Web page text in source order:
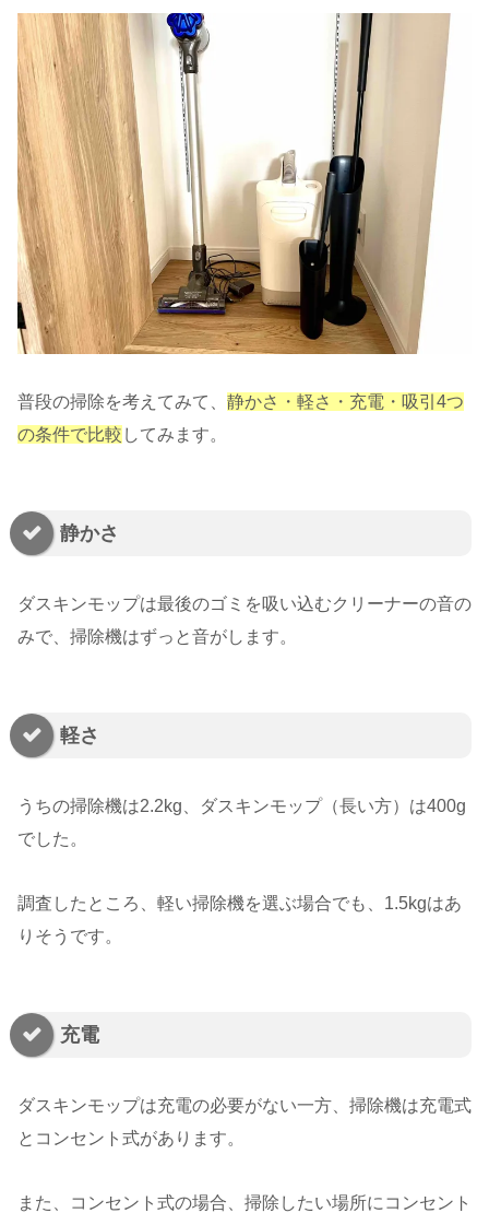
普段の掃除を考えてみて、 静かさ・軽さ・充電・吸引4つ
の条件で比較 してみます。
静かさ
ダスキンモップは最後のゴミを吸い込むクリーナーの音の
みで、掃除機はずっと音がします。
軽さ
うちの掃除機は2.2kg、ダスキンモップ（長い方）は400g
でした。
調査したところ、軽い掃除機を選ぶ場合でも、1.5kgはあ
りそうです。
充電
ダスキンモップは充電の必要がない一方、掃除機は充電式
とコンセント式があります。
また、コンセント式の場合、掃除したい場所にコンセント